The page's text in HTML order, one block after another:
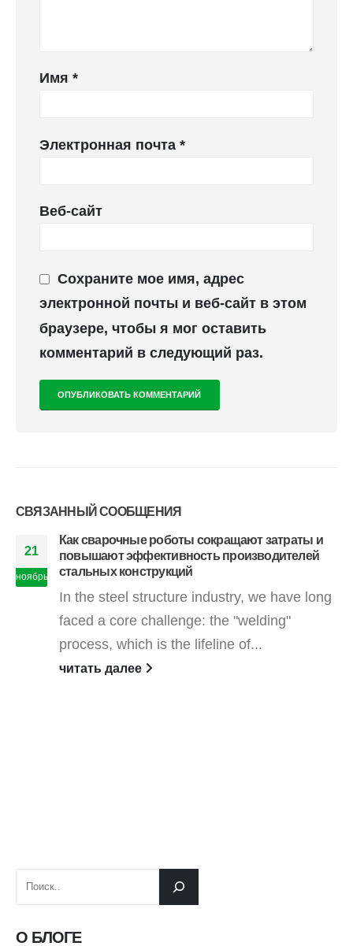
Имя *
Электронная почта *
Веб-сайт
Сохраните мое имя, адрес
электронной почты и веб-сайт в этом
браузере, чтобы я мог оставить
комментарий в следующий раз.
СВЯЗАННЫЙСООБЩЕНИЯ
21
ноябрь
Как сварочные роботы сокращают затраты и
повышают эффективность производителей
стальных конструкций
In the steel structure industry, we have long
faced a core challenge: the "welding"
process, which is the lifeline of...
читать далее
О БЛОГЕ